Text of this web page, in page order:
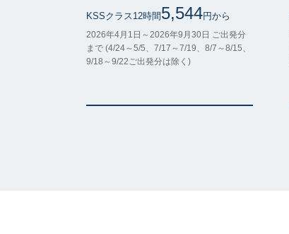
KSSクラス12時間 5,544円から
2026年4月1日～2026年9月30日 ご出発分
まで (4/24～5/5、7/17～7/19、8/7～8/15、
9/18～9/22ご出発分は除く)